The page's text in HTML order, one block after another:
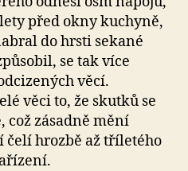
před okny kuchyně,
do hrsti sekané
se tak více
věcí.
věci to, že skutků se
což zásadně mění
hrozbě až tříletého